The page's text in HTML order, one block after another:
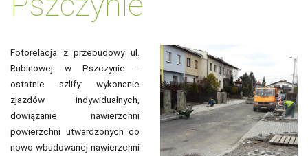
Fotorelacja z przebudowy ul.
Rubinowej w Pszczynie -
ostatnie szlify: wykonanie
zjazdów indywidualnych,
dowiązanie nawierzchni
powierzchni utwardzonych do
nowo wbudowanej nawierzchni